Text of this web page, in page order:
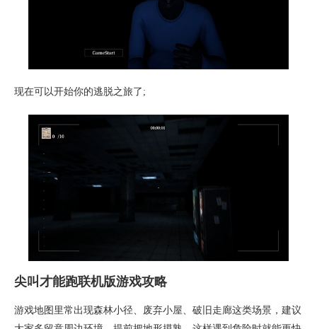
现在可以开始你的逃脱之旅了;
尖叫才能跑联机版游戏攻略
游戏地图里常出现森林小径、废弃小屋、破旧走廊这类场景，建议